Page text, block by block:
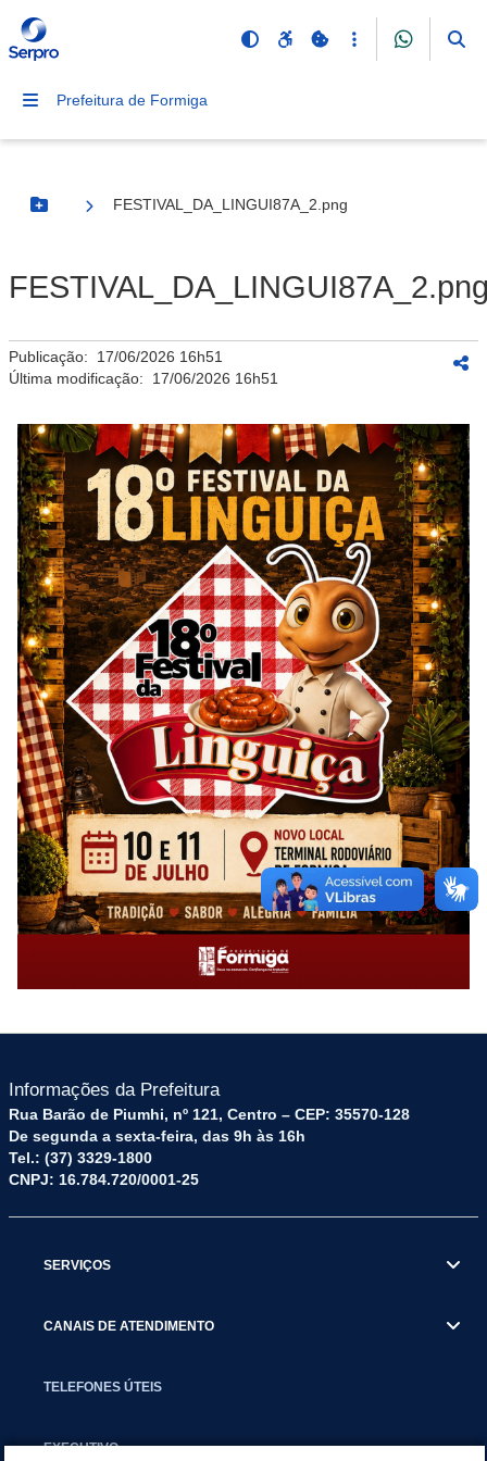
Prefeitura de Formiga
Botão Menu
FESTIVAL_DA_LINGUI87A_2.png
Publicação: 17/06/2026 16h51
Última modificação: 17/06/2026 16h51
Informações da Prefeitura
Rua Barão de Piumhi, nº 121, Centro – CEP: 35570-128
De segunda a sexta-feira, das 9h às 16h
Tel.: (37) 3329-1800
CNPJ: 16.784.720/0001-25
SERVIÇOS
CANAIS DE ATENDIMENTO
TELEFONES ÚTEIS
EXECUTIVO